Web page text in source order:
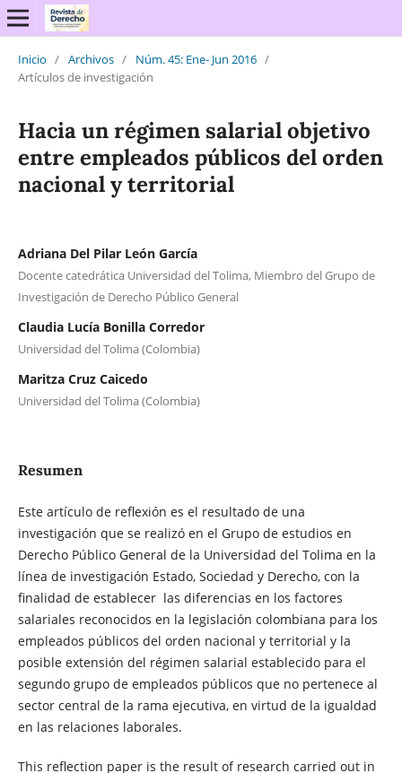
Inicio / Archivos / Núm. 45: Ene- Jun 2016 /
Artículos de investigación
Hacia un régimen salarial objetivo
entre empleados públicos del orden
nacional y territorial
Adriana Del Pilar León García
Docente catedrática Universidad del Tolima, Miembro del Grupo de
Investigación de Derecho Público General
Claudia Lucía Bonilla Corredor
Universidad del Tolima (Colombia)
Maritza Cruz Caicedo
Universidad del Tolima (Colombia)
Resumen
Este artículo de reflexión es el resultado de una
investigación que se realizó en el Grupo de estudios en
Derecho Público General de la Universidad del Tolima en la
línea de investigación Estado, Sociedad y Derecho, con la
finalidad de establecer las diferencias en los factores
salariales reconocidos en la legislación colombiana para los
empleados públicos del orden nacional y territorial y la
posible extensión del régimen salarial establecido para el
segundo grupo de empleados públicos que no pertenece al
sector central de la rama ejecutiva, en virtud de la igualdad
en las relaciones laborales.
This reflection paper is the result of research carried out in